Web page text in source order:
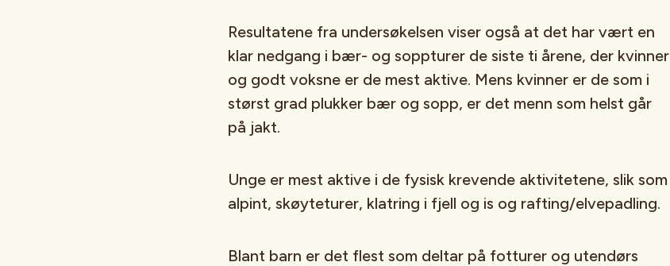
Resultatene fra undersøkelsen viser også at det har vært en
klar nedgang i bær- og soppturer de siste ti årene, der kvinner
og godt voksne er de mest aktive. Mens kvinner er de som i
størst grad plukker bær og sopp, er det menn som helst går
på jakt.
Unge er mest aktive i de fysisk krevende aktivitetene, slik som
alpint, skøyteturer, klatring i fjell og is og rafting/elvepadling.
Blant barn er det flest som deltar på fotturer og utendørs